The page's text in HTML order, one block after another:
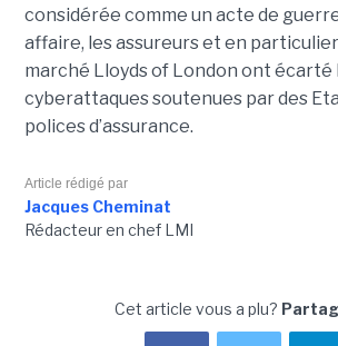
considérée comme un acte de
affaire, les assureurs et en
marché Lloyds of London ont écarté
cyberattaques soutenues par des
polices d’assurance.
Article rédigé par
Jacques Cheminat
Rédacteur en chef LMI
Cet article vous a plu?